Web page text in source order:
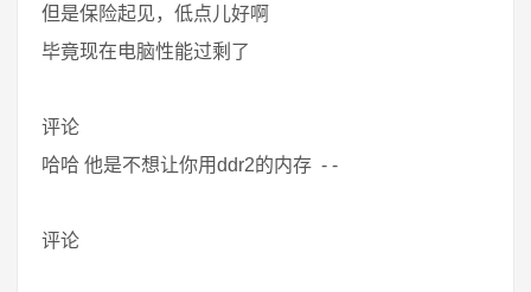
但是保险起见，低点儿好啊
毕竟现在电脑性能过剩了
评论
哈哈 他是不想让你用ddr2的内存 - -
评论